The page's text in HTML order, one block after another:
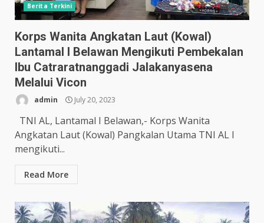
Berita Terkini
Korps Wanita Angkatan Laut (Kowal)
Lantamal I Belawan Mengikuti Pembekalan
Ibu Catraratnanggadi Jalakanyasena
Melalui Vicon
admin July 20, 2023
TNI AL, Lantamal I Belawan,- Korps Wanita
Angkatan Laut (Kowal) Pangkalan Utama TNI AL I
mengikuti...
Read More